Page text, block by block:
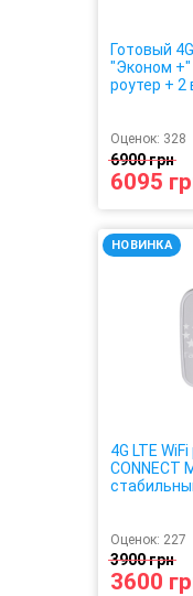
Готовый
"Эконом
роутер + 2
Оценок: 328
6900 грн
6095
НОВИНКА
4G LTE
CONNECT
Оценок: 227
3900 грн
3600